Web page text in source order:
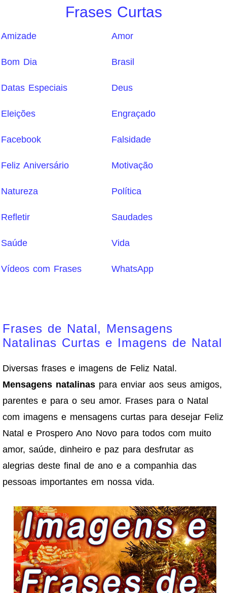
Frases Curtas
Amizade Amor
Bom Dia Brasil
Datas Especiais Deus
Eleições Engraçado
Facebook Falsidade
Feliz Aniversário Motivação
Natureza Política
Refletir Saudades
Saúde Vida
Vídeos com Frases WhatsApp
Frases de Natal, Mensagens
Natalinas Curtas e Imagens de Natal
Diversas frases e imagens de Feliz Natal.
Mensagens natalinas para enviar aos seus amigos,
parentes e para o seu amor. Frases para o Natal
com imagens e mensagens curtas para desejar Feliz
Natal e Prospero Ano Novo para todos com muito
amor, saúde, dinheiro e paz para desfrutar as
alegrias deste final de ano e a companhia das
pessoas importantes em nossa vida.